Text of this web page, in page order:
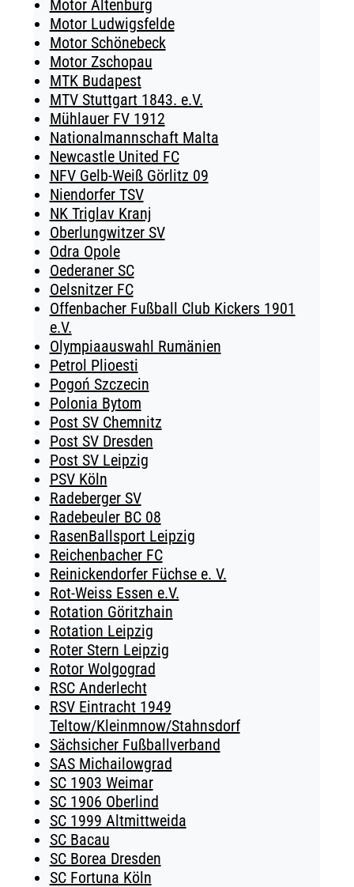
Motor Altenburg
Motor Ludwigsfelde
Motor Schönebeck
Motor Zschopau
MTK Budapest
MTV Stuttgart 1843. e.V.
Mühlauer FV 1912
Nationalmannschaft Malta
Newcastle United FC
NFV Gelb-Weiß Görlitz 09
Niendorfer TSV
NK Triglav Kranj
Oberlungwitzer SV
Odra Opole
Oederaner SC
Oelsnitzer FC
Offenbacher Fußball Club Kickers 1901
e.V.
Olympiaauswahl Rumänien
Petrol Plioesti
Pogoń Szczecin
Polonia Bytom
Post SV Chemnitz
Post SV Dresden
Post SV Leipzig
PSV Köln
Radeberger SV
Radebeuler BC 08
RasenBallsport Leipzig
Reichenbacher FC
Reinickendorfer Füchse e. V.
Rot-Weiss Essen e.V.
Rotation Göritzhain
Rotation Leipzig
Roter Stern Leipzig
Rotor Wolgograd
RSC Anderlecht
RSV Eintracht 1949
Teltow/Kleinmnow/Stahnsdorf
Sächsicher Fußballverband
SAS Michailowgrad
SC 1903 Weimar
SC 1906 Oberlind
SC 1999 Altmittweida
SC Bacau
SC Borea Dresden
SC Fortuna Köln